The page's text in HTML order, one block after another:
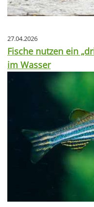
27.04.2026
Fische nutzen ein
im Wasser